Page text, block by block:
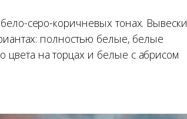
серо-коричневых тонах. Вывески
полностью белые, белые
на торцах и белые с абрисом